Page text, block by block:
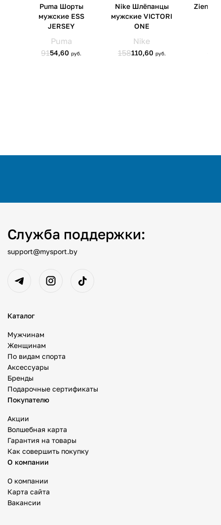
Служба поддержки:
support@mysport.by
Каталог
Мужчинам
Женщинам
По видам спорта
Аксессуары
Бренды
Подарочные сертификаты
Покупателю
Акции
Волшебная карта
Гарантия на товары
Как совершить покупку
О компании
О компании
Карта сайта
Вакансии